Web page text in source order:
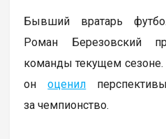
Бывший вратарь
Роман Березовский
команды текущем сезоне.
оноценил
за чемпионство.